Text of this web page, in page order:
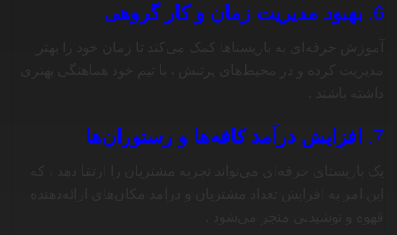
6. بهبود مدیریت زمان و کار گروهی
7. افزایش درآمد کافه‌ها و رستوران‌ها